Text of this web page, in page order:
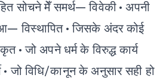
सोचने मेँ समर्थ— विवेकी • अपनी
विस्थापित • जिसके अंदर कोई
• जो अपने धर्म के विरुद्ध कार्य
• जो विधि/कानून के अनुसार सही हो